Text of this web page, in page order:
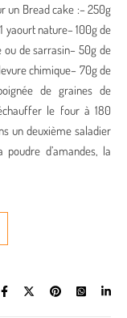
un Bread cake :– 250g
yaourt nature– 100g de
ou de sarrasin– 50g de
chimique– 70g de
de graines de
le four à 180
un deuxième saladier
d’amandes, la